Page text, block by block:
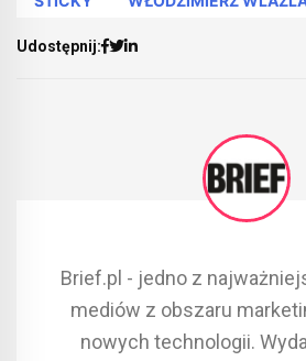
Udostępnij:
Brief.pl - jedno z
mediów z obszaru
nowych technologii.